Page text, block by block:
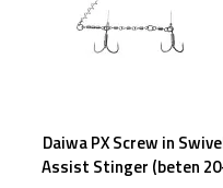
Daiwa PX Screw in
Assist Stinger (beten